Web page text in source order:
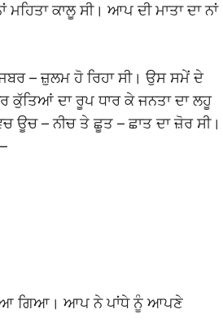
ਕਾਲੂ ਸੀ। ਆਪ ਦੀ ਮਾਤਾ ਦਾ ਨਾਂ
– ਜ਼ੁਲਮ ਹੋ ਰਿਹਾ ਸੀ। ਉਸ ਸਮੇਂ ਦੇ
ਕੁੱਤਿਆਂ ਦਾ ਰੂਪ ਧਾਰ ਕੇ ਜਨਤਾ ਦਾ ਲਹੂ
ਊਚ – ਨੀਚ ਤੇ ਛੂਤ – ਛਾਤ ਦਾ ਜ਼ੋਰ ਸੀ।
ਗਿਆ। ਆਪ ਨੇ ਪਾਂਧੇ ਨੂੰ ਆਪਣੇ